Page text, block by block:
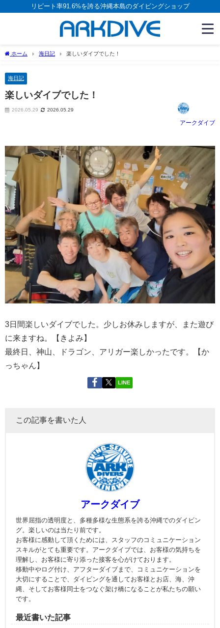
リピート率91.6%を誇る沖縄本島のダイビングショップ
ホーム 海日記 楽しいダイブでした！
海日記
楽しいダイブでした！
2026.05.29 2026.05.29
アークダイブ
3日間楽しいダイブでした。少しお休みしますが、また遊び
に来ますね。【きよみ】
最終日、神山、ドラゴン、アリガー楽しかったです。【か
っちゃん】
LINE
この記事を書いた人
アークダイブ
世界屈指の透明度と、多種多様な生態系を誇る沖縄でのダイビン
グ。楽しいのは当たり前です。
お客様に感動して頂くためには、スタッフのコミュニケーション
スキルがとても重要です。アークダイブでは、お客様の気持ちを
理解し、お客様に寄り添った接客を心がけております。
移動中やログ付け、アフターダイブまで、コミュニケーションを
大切にすることで、ダイビングを通してお客様とお店、海、沖
縄、そしてお客様同士をつなぐ架け橋になることが私たちの願い
です。
最近書いた記事